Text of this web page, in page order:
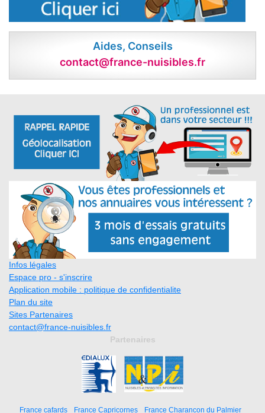
Aides, Conseils
contact@france-nuisibles.fr
Infos légales
Espace pro - s'inscrire
Application mobile : politique de confidentialite
Plan du site
Sites Partenaires
contact@france-nuisibles.fr
Partenaires
France cafards France Capricornes France Charancon du Palmier